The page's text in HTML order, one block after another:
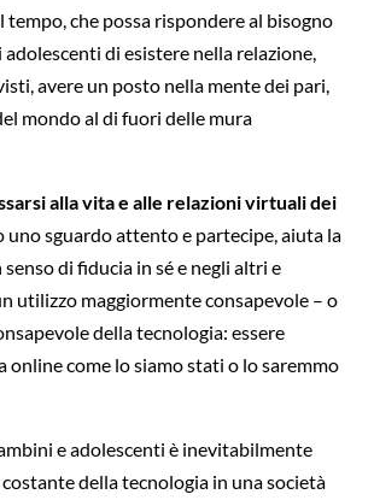
tempo, che possa rispondere al bisogno
di esistere nella relazione,
avere un posto nella mente dei pari,
mondo al di fuori delle mura
alla vita e alle relazioni virtuali dei
uno sguardo attento e partecipe, aiuta la
di fiducia in sé e negli altri e
utilizzo maggiormente consapevole – o
della tecnologia: essere
online come lo siamo stati o lo saremmo
e adolescenti è inevitabilmente
della tecnologia in una società